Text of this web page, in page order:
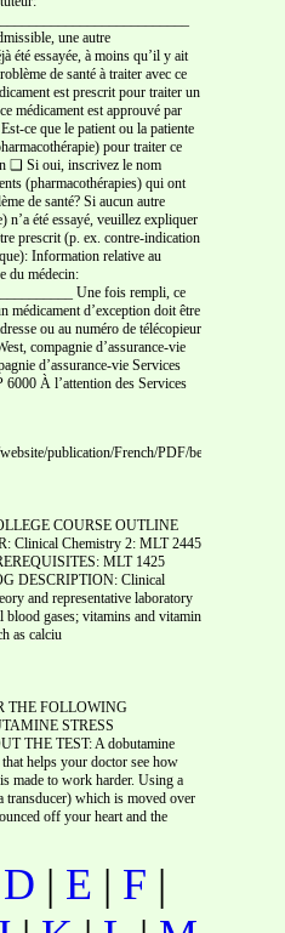
une autre
été essayée, à moins qu’il y ait
de santé à traiter avec ce
est prescrit pour traiter un
médicament est approuvé par
ce que le patient ou la patiente
pour traiter ce
❑ Si oui, inscrivez le nom
(pharmacothérapies) qui ont
de santé? Si aucun autre
n’a été essayé, veuillez expliquer
prescrit (p. ex. contre-indication
Information relative au
du médecin:
Une fois rempli, ce
médicament d’exception doit être
ou au numéro de télécopieur
compagnie d’assurance-vie
d’assurance-vie Services
À l’attention des Services
publication/French/PDF/benefit_forms/
COURSE OUTLINE
Clinical Chemistry 2: MLT 2445
MLT 1425
DESCRIPTION: Clinical
and representative laboratory
blood gases; vitamins and vitamin
as calciu
THE FOLLOWING
STRESS
THE TEST: A dobutamine
helps your doctor see how
made to work harder. Using a
transducer) which is moved over
off your heart and the
D | E | F |